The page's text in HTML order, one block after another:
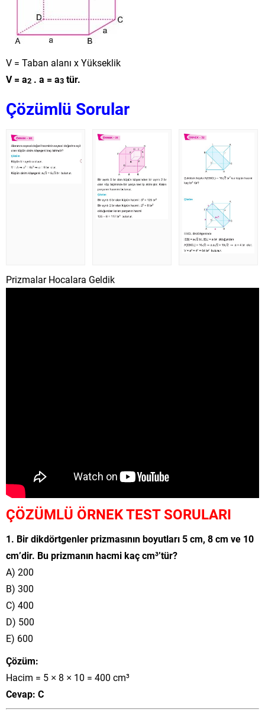
V = Taban alanı x Yükseklik
V = a2 . a = a3 tür.
Çözümlü Sorular
Prizmalar Hocalara Geldik
ÇÖZÜMLÜ ÖRNEK TEST SORULARI
1. Bir dikdörtgenler prizmasının boyutları 5 cm, 8 cm ve 10
cm’dir. Bu prizmanın hacmi kaç cm³’tür?
A) 200
B) 300
C) 400
D) 500
E) 600
Çözüm:
Hacim = 5 × 8 × 10 = 400 cm³
Cevap: C